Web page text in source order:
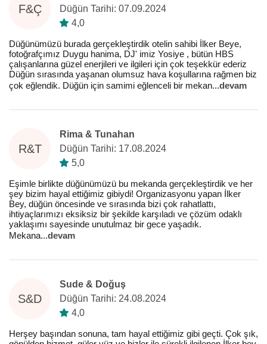
F&Ç
Düğün Tarihi: 07.09.2024
4,0
Düğünümüzü burada gerçekleştirdik otelin sahibi İlker Beye,
fotoğrafçımız Duygu hanima, DJ' imiz Yosiye , bütün HBS
çalışanlarına güzel enerjileri ve ilgileri için çok teşekkür ederiz
Düğün sırasında yaşanan olumsuz hava koşullarına rağmen biz
çok eğlendik. Düğün için samimi eğlenceli bir mekan...devam
R&T
Rima & Tunahan
Düğün Tarihi: 17.08.2024
5,0
Eşimle birlikte düğünümüzü bu mekanda gerçekleştirdik ve her
şey bizim hayal ettiğimiz gibiydi! Organizasyonu yapan İlker
Bey, düğün öncesinde ve sırasında bizi çok rahatlattı,
ihtiyaçlarımızı eksiksiz bir şekilde karşıladı ve çözüm odaklı
yaklaşımı sayesinde unutulmaz bir gece yaşadık.
Mekana...devam
S&D
Sude & Doğuş
Düğün Tarihi: 24.08.2024
4,0
Herşey başından sonuna, tam hayal ettiğimiz gibi geçti. Çok şık,